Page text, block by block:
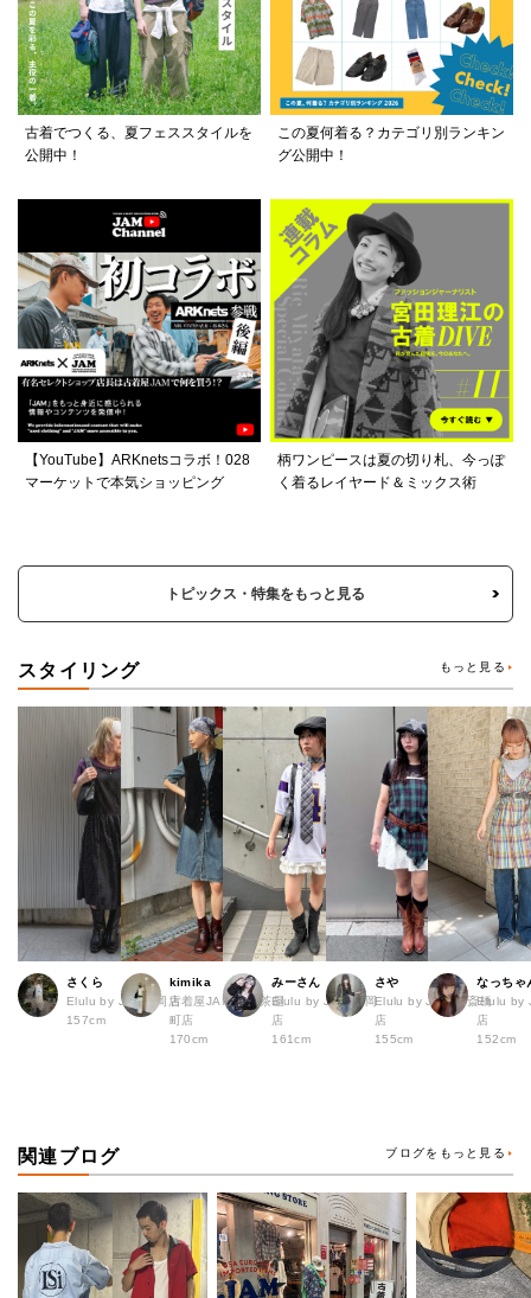
古着でつくる、夏フェススタイルを
公開中！
この夏何着る？カテゴリ別ランキン
グ公開中！
【YouTube】ARKnetsコラボ！028
マーケットで本気ショッピング
柄ワンピースは夏の切り札、今っぽ
く着るレイヤード＆ミックス術
トピックス・特集をもっと見る
スタイリング もっと見る
さくら
Elulu by JAM福岡店
157cm
kimika
古着屋JAM 梅田茶屋
町店
170cm
みーさん
Elulu by JAM 福岡
店
161cm
さや
Elulu by JAM 心斎橋
店
155cm
なっちゃ
Elulu by
店
152cm
関連ブログ ブログをもっと見る